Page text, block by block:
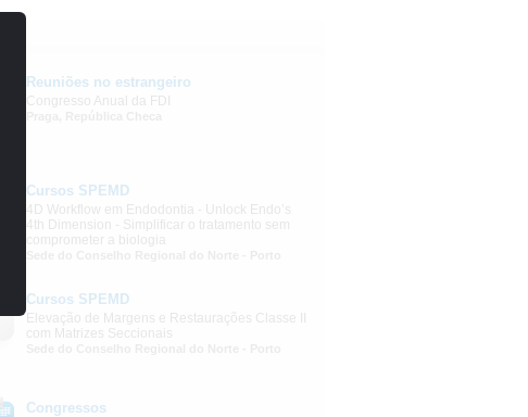
Reuniões no estrangeiro
Congresso Anual da FDI
Cursos SPEMD
4D Workflow em Endodontia - Unlock Endo’s
4th Dimension - Simplificar o tratamento sem
comprometer a biologia
Cursos SPEMD
Elevação de Margens e Restaurações Classe II
com Matrizes Seccionais
Congressos